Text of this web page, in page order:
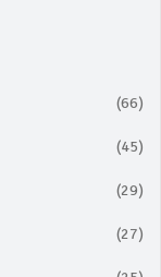
(66)
(45)
(29)
(27)